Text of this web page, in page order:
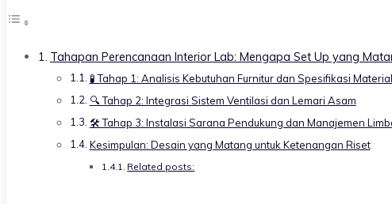
Tahapan Perencanaan Interior Lab: Mengapa Set Up yang
🧪 Tahap 1: Analisis Kebutuhan Furnitur dan Spesifikasi Material
🔍 Tahap 2: Integrasi Sistem Ventilasi dan Lemari Asam
🛠️ Tahap 3: Instalasi Sarana Pendukung dan Manajemen
Kesimpulan: Desain yang Matang untuk Ketenangan Riset
Related posts: